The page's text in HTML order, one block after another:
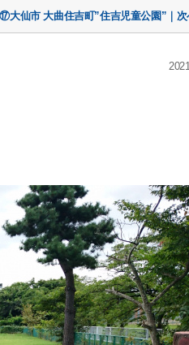
大仙市 大曲住吉町”住吉児童公園”｜